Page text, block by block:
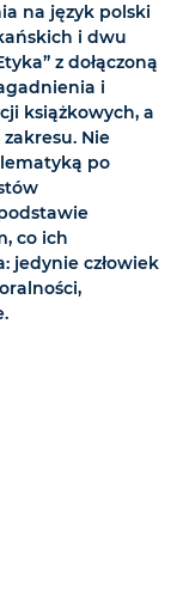
na język polski
i dwu
z dołączoną
i
książkowych, a
Nie
po
co ich
jedynie człowiek